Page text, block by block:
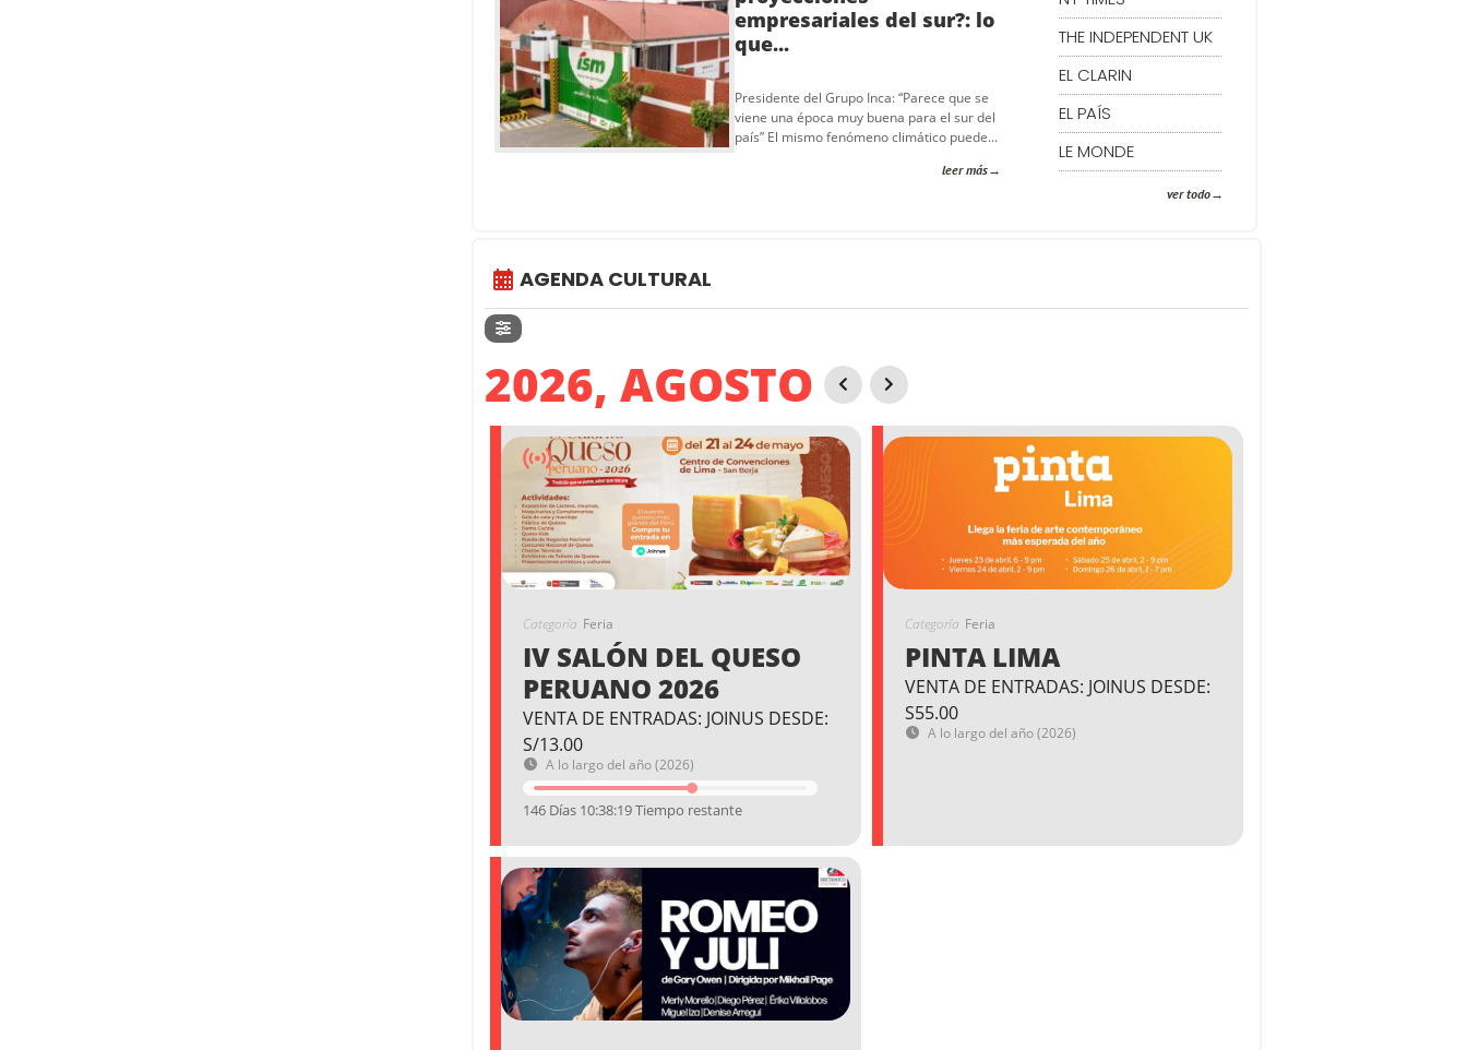
empresariales del sur?: lo
que...
Presidente del Grupo Inca: “Parece que se
viene una época muy buena para el sur del
país” El mismo fenómeno climático puede...
leer más
THE INDEPENDENT UK
EL CLARIN
EL PAÍS
LE MONDE
ver todo
AGENDA CULTURAL
2026, AGOSTO
Categoría Feria
IV SALÓN DEL QUESO
PERUANO 2026
VENTA DE ENTRADAS: JOINUS DESDE:
S/13.00
A lo largo del año (2026)
146 Días 10:38:18 Tiempo restante
Categoría Feria
PINTA LIMA
VENTA DE ENTRADAS: JOINUS DESDE:
S55.00
A lo largo del año (2026)